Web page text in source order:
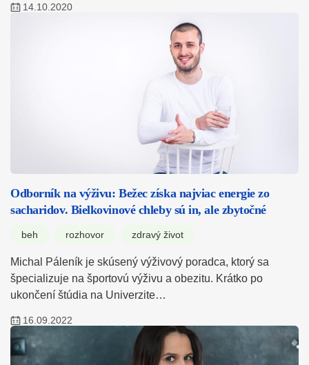
14.10.2020
Odborník na výživu: Bežec získa najviac energie zo
sacharidov. Bielkovinové chleby sú in, ale zbytočné
beh rozhovor zdravý život
Michal Páleník je skúsený výživový poradca, ktorý sa
špecializuje na športovú výživu a obezitu. Krátko po
ukončení štúdia na Univerzite…
16.09.2022